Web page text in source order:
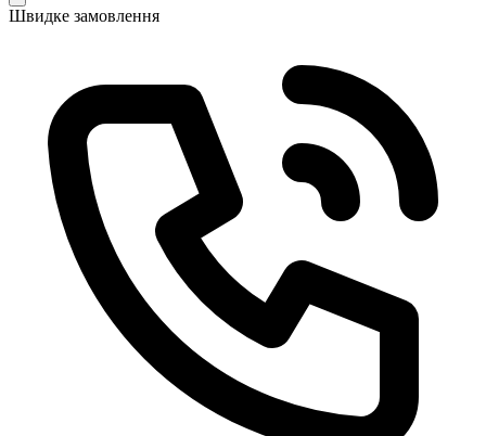
Швидке замовлення